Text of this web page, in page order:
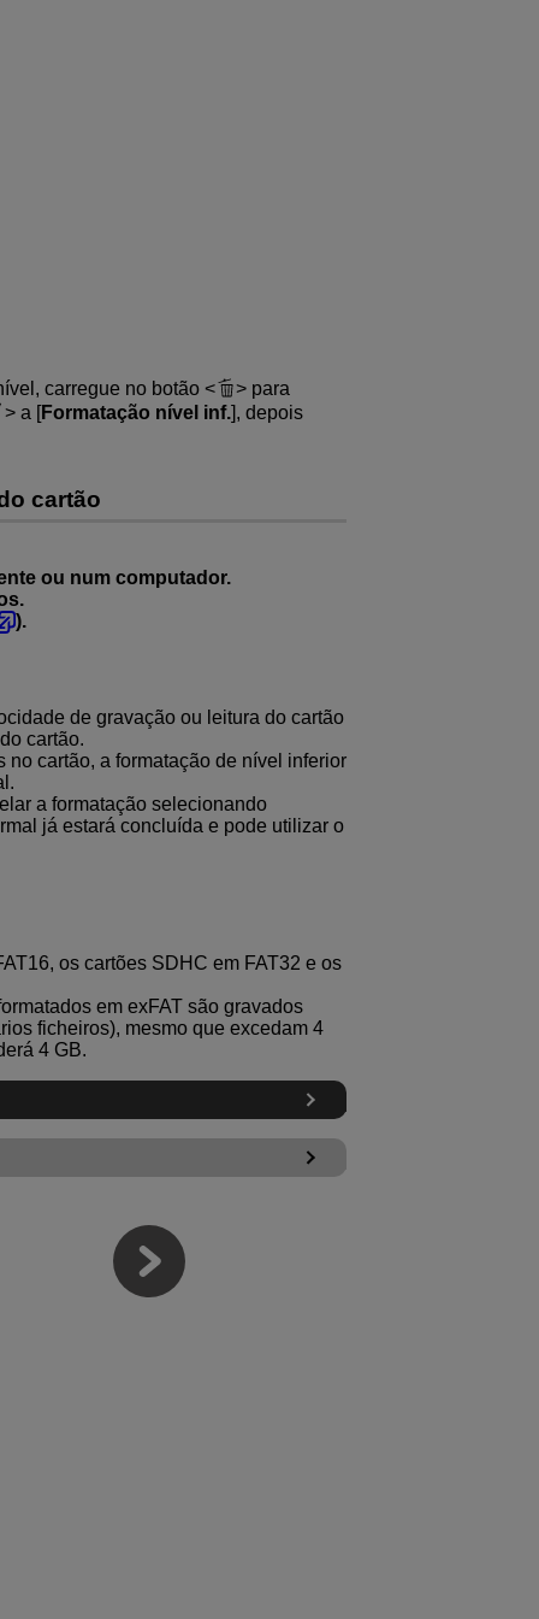
carregue no botão
para
a [Formatação nível inf.], depois
cartão
ou num computador.
).
de gravação ou leitura do cartão
cartão.
cartão, a formatação de nível inferior
a formatação selecionando
já estará concluída e pode utilizar o
os cartões SDHC em FAT32 e os
em exFAT são gravados
ficheiros), mesmo que excedam 4
4 GB.